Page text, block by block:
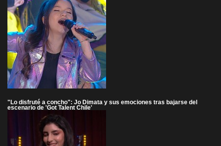
"Lo disfruté a concho": Jo Dimata y sus emociones tras bajarse del
escenario de 'Got Talent Chile'